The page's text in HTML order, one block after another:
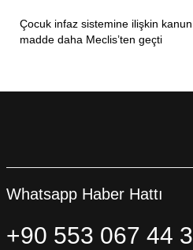
Çocuk infaz sistemine ilişkin kanun
madde daha Meclis’ten geçti
Whatsapp Haber Hattı
+90 553 067 44